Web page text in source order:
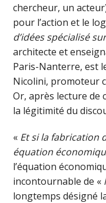
chercheur, un
pour l’action et le
d’idées spécialisé
architecte et
Paris-Nanterre, est
Nicolini, promoteur
Or, après lecture de
la légitimité du
« Et si la fabrication
équation
l’équation
incontournable de «
longtemps désigné